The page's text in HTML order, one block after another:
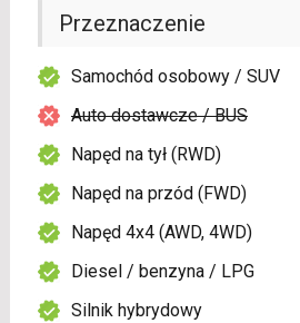
Przeznaczenie
Samochód osobowy / SUV
Auto dostawcze / BUS
Napęd na tył (RWD)
Napęd na przód (FWD)
Napęd 4x4 (AWD, 4WD)
Diesel / benzyna / LPG
Silnik hybrydowy